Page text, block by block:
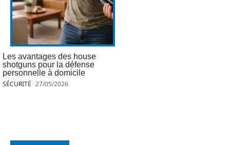
Les avantages des house
shotguns pour la défense
personnelle à domicile
SÉCURITÉ 27/05/2026